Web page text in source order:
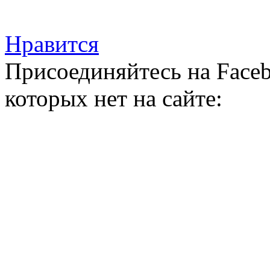
Нравится
Присоединяйтесь на
которых нет на сайте: